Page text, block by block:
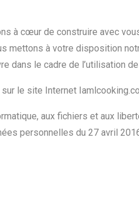
à cœur de construire avec
mettons à votre disposition
dans le cadre de l’utilisation
le site Internet
aux fichiers et aux
personnelles du 27 avril